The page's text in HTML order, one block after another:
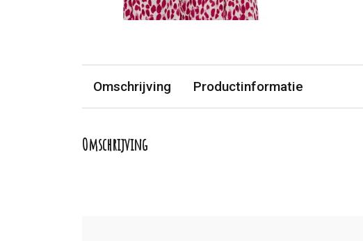
Omschrijving Productinformatie
Omschrijving